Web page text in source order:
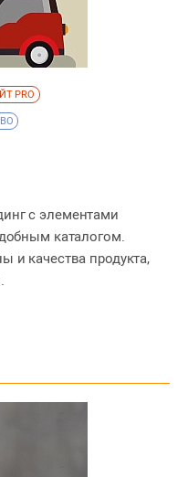
PRO
с элементами
каталогом.
и качества продукта,